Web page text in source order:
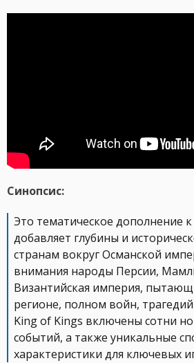
Синопсис:
Это тематическое дополнение к
добавляет глубины и
странам вокруг Османской
внимания народы Персии,
Византийская империя,
регионе, полном войн,
King of Kings включены сотни
событий, а также уникальные
характеристики для ключевых